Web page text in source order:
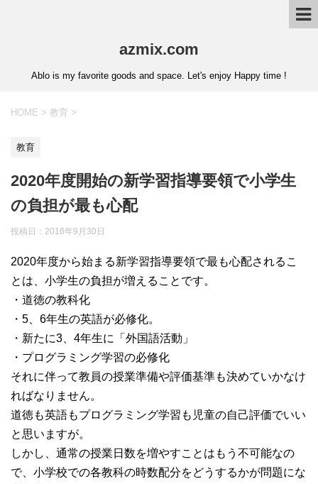
azmix.com
Ablo is my favorite goods and space. Let's enjoy Happy time !
HOME > 教育 >
教育
2020年度開始の新学習指導要領で小学生
の負担が最も心配
投稿日： 2016年9月30日
2020年度から始まる新学習指導要領で最も心配されるこ
とは、小学生の負担が増えることです。
・道徳の教科化
・5、6年生の英語が必修化。
・新たに3、4年生に「外国語活動」
・プログラミング学習の必修化
それに伴って教員の授業準備や評価基準も決めていかなけ
ればなりません。
道徳も英語もプログラミング学習も児童の自己評価でいい
と思いますが。
しかし、通常の授業日数を増やすことはもう不可能なの
で、小学校での各教科の時数配分をどうするかが問題にな